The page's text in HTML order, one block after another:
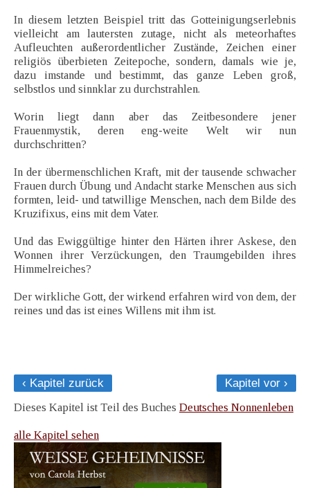
In diesem letzten Beispiel tritt das Gotteinigungserlebnis
vielleicht am lautersten zutage, nicht als meteorhaftes
Aufleuchten außerordentlicher Zustände, Zeichen einer
religiös überbieten Zeitepoche, sondern, damals wie je,
dazu imstande und bestimmt, das ganze Leben groß,
selbstlos und sinnklar zu durchstrahlen.
Worin liegt dann aber das Zeitbesondere jener
Frauenmystik, deren eng-weite Welt wir nun
durchschritten?
In der übermenschlichen Kraft, mit der tausende schwacher
Frauen durch Übung und Andacht starke Menschen aus sich
formten, leid- und tatwillige Menschen, nach dem Bilde des
Kruzifixus, eins mit dem Vater.
Und das Ewiggültige hinter den Härten ihrer Askese, den
Wonnen ihrer Verzückungen, den Traumgebilden ihres
Himmelreiches?
Der wirkliche Gott, der wirkend erfahren wird von dem, der
reines und das ist eines Willens mit ihm ist.
‹ Kapitel zurück
Kapitel vor ›
Dieses Kapitel ist Teil des Buches Deutsches Nonnenleben
alle Kapitel sehen